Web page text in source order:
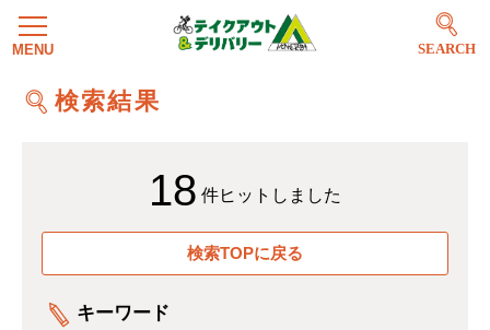
SEARCH
検索結果
18 件ヒットしました
検索TOPに戻る
キーワード